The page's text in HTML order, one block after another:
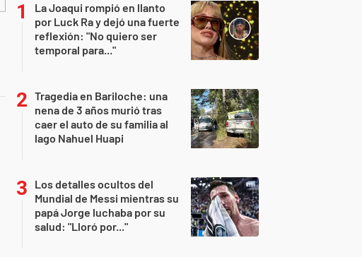
La Joaqui rompió en llanto
por Luck Ra y dejó una fuerte
reflexión: "No quiero ser
temporal para..."
Tragedia en Bariloche: una
nena de 3 años murió tras
caer el auto de su familia al
lago Nahuel Huapi
Los detalles ocultos del
Mundial de Messi mientras su
papá Jorge luchaba por su
salud: "Lloró por..."